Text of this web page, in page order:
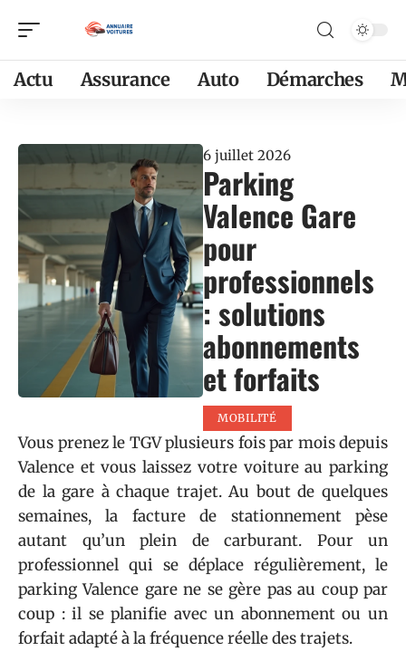
Actu Assurance Auto Démarches
6 juillet 2026
Parking
Valence Gare
pour
professionnels
: solutions
abonnements
et forfaits
MOBILITÉ
Vous prenez le TGV plusieurs fois par mois depuis
Valence et vous laissez votre voiture au parking
de la gare à chaque trajet. Au bout de quelques
semaines, la facture de stationnement pèse
autant qu’un plein de carburant. Pour un
professionnel qui se déplace régulièrement, le
parking Valence gare ne se gère pas au coup par
coup : il se planifie avec un abonnement ou un
forfait adapté à la fréquence réelle des trajets.